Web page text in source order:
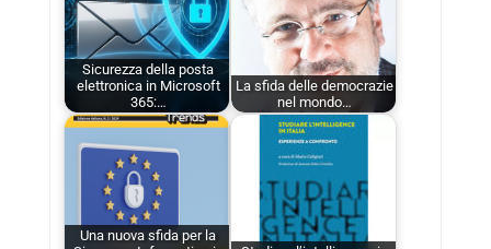
Sicurezza della posta
elettronica in Microsoft
365:…
La sfida delle democrazie
nel mondo…
Una nuova sfida per la